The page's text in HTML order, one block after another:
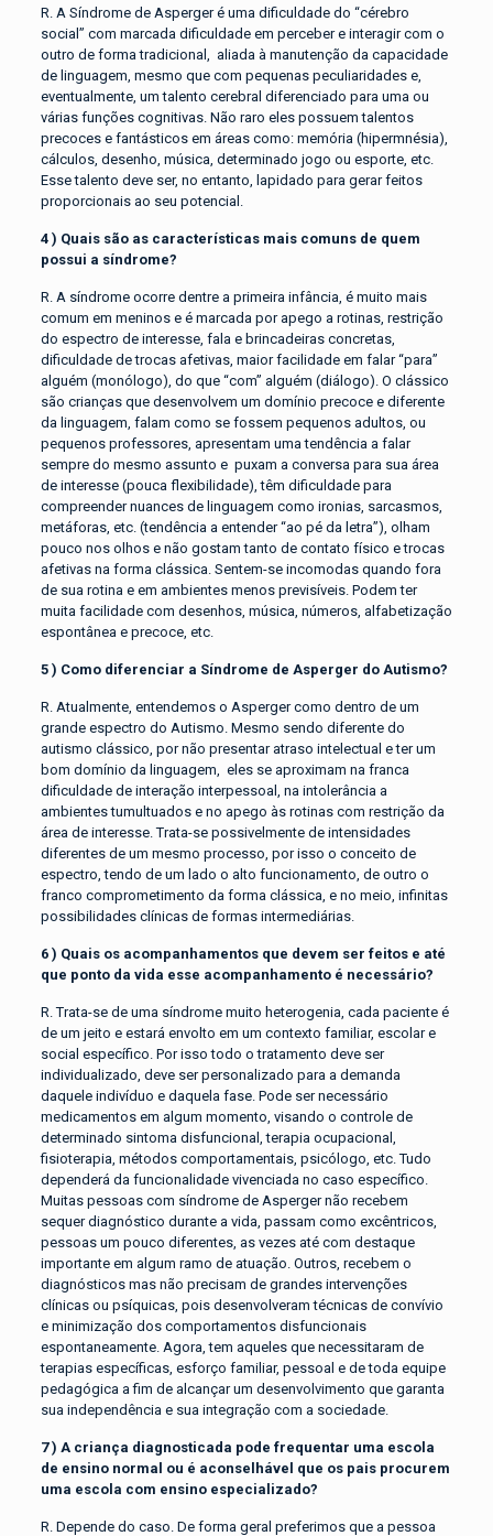
R. A Síndrome de Asperger é uma dificuldade do “cérebro
social” com marcada dificuldade em perceber e interagir com o
outro de forma tradicional, aliada à manutenção da capacidade
de linguagem, mesmo que com pequenas peculiaridades e,
eventualmente, um talento cerebral diferenciado para uma ou
várias funções cognitivas. Não raro eles possuem talentos
precoces e fantásticos em áreas como: memória (hipermnésia),
cálculos, desenho, música, determinado jogo ou esporte, etc.
Esse talento deve ser, no entanto, lapidado para gerar feitos
proporcionais ao seu potencial.
4 ) Quais são as características mais comuns de quem
possui a síndrome?
R. A síndrome ocorre dentre a primeira infância, é muito mais
comum em meninos e é marcada por apego a rotinas, restrição
do espectro de interesse, fala e brincadeiras concretas,
dificuldade de trocas afetivas, maior facilidade em falar “para”
alguém (monólogo), do que “com” alguém (diálogo). O clássico
são crianças que desenvolvem um domínio precoce e diferente
da linguagem, falam como se fossem pequenos adultos, ou
pequenos professores, apresentam uma tendência a falar
sempre do mesmo assunto e puxam a conversa para sua área
de interesse (pouca flexibilidade), têm dificuldade para
compreender nuances de linguagem como ironias, sarcasmos,
metáforas, etc. (tendência a entender “ao pé da letra”), olham
pouco nos olhos e não gostam tanto de contato físico e trocas
afetivas na forma clássica. Sentem-se incomodas quando fora
de sua rotina e em ambientes menos previsíveis. Podem ter
muita facilidade com desenhos, música, números, alfabetização
espontânea e precoce, etc.
5 ) Como diferenciar a Síndrome de Asperger do Autismo?
R. Atualmente, entendemos o Asperger como dentro de um
grande espectro do Autismo. Mesmo sendo diferente do
autismo clássico, por não presentar atraso intelectual e ter um
bom domínio da linguagem, eles se aproximam na franca
dificuldade de interação interpessoal, na intolerância a
ambientes tumultuados e no apego às rotinas com restrição da
área de interesse. Trata-se possivelmente de intensidades
diferentes de um mesmo processo, por isso o conceito de
espectro, tendo de um lado o alto funcionamento, de outro o
franco comprometimento da forma clássica, e no meio, infinitas
possibilidades clínicas de formas intermediárias.
6 ) Quais os acompanhamentos que devem ser feitos e até
que ponto da vida esse acompanhamento é necessário?
R. Trata-se de uma síndrome muito heterogenia, cada paciente é
de um jeito e estará envolto em um contexto familiar, escolar e
social específico. Por isso todo o tratamento deve ser
individualizado, deve ser personalizado para a demanda
daquele indivíduo e daquela fase. Pode ser necessário
medicamentos em algum momento, visando o controle de
determinado sintoma disfuncional, terapia ocupacional,
fisioterapia, métodos comportamentais, psicólogo, etc. Tudo
dependerá da funcionalidade vivenciada no caso específico.
Muitas pessoas com síndrome de Asperger não recebem
sequer diagnóstico durante a vida, passam como excêntricos,
pessoas um pouco diferentes, as vezes até com destaque
importante em algum ramo de atuação. Outros, recebem o
diagnósticos mas não precisam de grandes intervenções
clínicas ou psíquicas, pois desenvolveram técnicas de convívio
e minimização dos comportamentos disfuncionais
espontaneamente. Agora, tem aqueles que necessitaram de
terapias específicas, esforço familiar, pessoal e de toda equipe
pedagógica a fim de alcançar um desenvolvimento que garanta
sua independência e sua integração com a sociedade.
7 ) A criança diagnosticada pode frequentar uma escola
de ensino normal ou é aconselhável que os pais procurem
uma escola com ensino especializado?
R. Depende do caso. De forma geral preferimos que a pessoa